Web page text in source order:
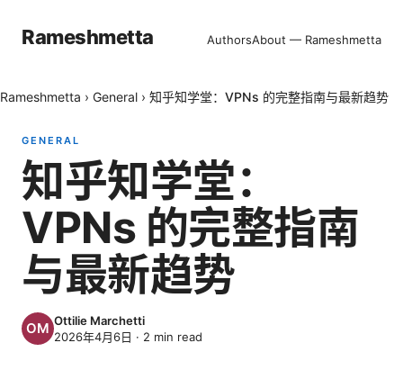
Rameshmetta AuthorsAbout — Rameshmetta
Rameshmetta › General › 知乎知学堂：VPNs 的完整指南与最新趋势
GENERAL
知乎知学堂：
VPNs 的完整指南
与最新趋势
Ottilie Marchetti
2026年4月6日 · 2 min read